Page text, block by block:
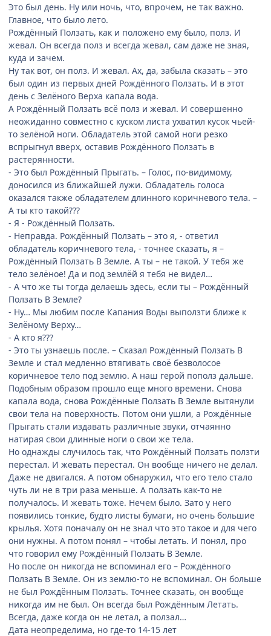
Это был день. Ну или ночь, что, впрочем, не так важно.
Главное, что было лето.
Рождённый Ползать, как и положено ему было, полз. И
жевал. Он всегда полз и всегда жевал, сам даже не зная,
куда и зачем.
Ну так вот, он полз. И жевал. Ах, да, забыла сказать – это
был один из первых дней Рождённого Ползать. И в этот
день с Зелёного Верха капала вода.
А Рождённый Ползать всё полз и жевал. И совершенно
неожиданно совместно с куском листа ухватил кусок чьей-
то зелёной ноги. Обладатель этой самой ноги резко
вспрыгнул вверх, оставив Рождённого Ползать в
растерянности.
- Это был Рождённый Прыгать. – Голос, по-видимому,
доносился из ближайшей лужи. Обладатель голоса
оказался также обладателем длинного коричневого тела. –
А ты кто такой???
- Я - Рождённый Ползать.
- Неправда. Рождённый Ползать – это я, - ответил
обладатель коричневого тела, - точнее сказать, я –
Рождённый Ползать В Земле. А ты – не такой. У тебя же
тело зелёное! Да и под землёй я тебя не видел…
- А что же ты тогда делаешь здесь, если ты – Рождённый
Ползать В Земле?
- Ну… Мы любим после Капания Воды выползти ближе к
Зелёному Верху…
- А кто я???
- Это ты узнаешь после. – Сказал Рождённый Ползать В
Земле и стал медленно втягивать своё безволосое
коричневое тело под землю. А наш герой пополз дальше.
Подобным образом прошло еще много времени. Снова
капала вода, снова Рождённые Ползать В Земле вытянули
свои тела на поверхность. Потом они ушли, а Рождённые
Прыгать стали издавать различные звуки, отчаянно
натирая свои длинные ноги о свои же тела.
Но однажды случилось так, что Рождённый Ползать ползти
перестал. И жевать перестал. Он вообще ничего не делал.
Даже не двигался. А потом обнаружил, что его тело стало
чуть ли не в три раза меньше. А ползать как-то не
получалось. И жевать тоже. Нечем было. Зато у него
появились тонкие, будто листы бумаги, но очень большие
крылья. Хотя поначалу он не знал что это такое и для чего
они нужны. А потом понял – чтобы летать. И понял, про
что говорил ему Рождённый Ползать В Земле.
Но после он никогда не вспоминал его – Рождённого
Ползать В Земле. Он из землю-то не вспоминал. Он больше
не был Рождённым Ползать. Точнее сказать, он вообще
никогда им не был. Он всегда был Рождённым Летать.
Всегда, даже когда он не летал, а ползал…
Дата неопределима, но где-то 14-15 лет